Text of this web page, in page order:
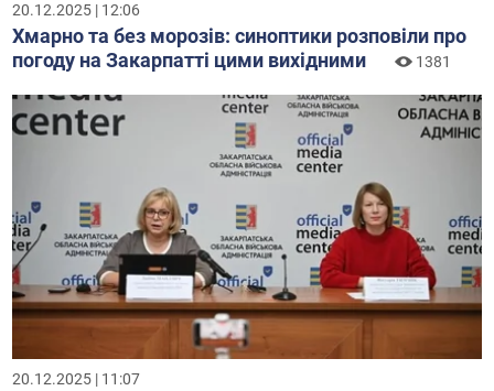
20.12.2025 | 12:06
Хмарно та без морозів: синоптики розповіли про
погоду на Закарпатті цими вихідними
1381
20.12.2025 | 11:07